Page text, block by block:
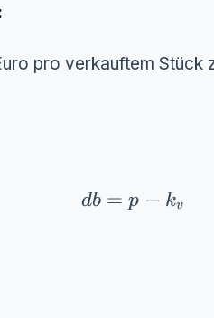
pro verkauftem Stück
db = p - k_v
db = p − kv